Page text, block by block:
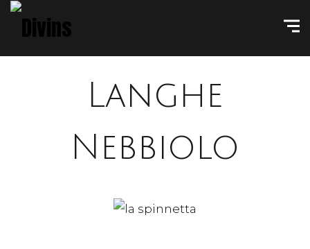
Langhe
Nebbiolo